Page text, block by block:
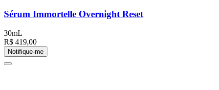
Sérum Immortelle Overnight Reset
30mL
R$ 419,00
Notifique-me